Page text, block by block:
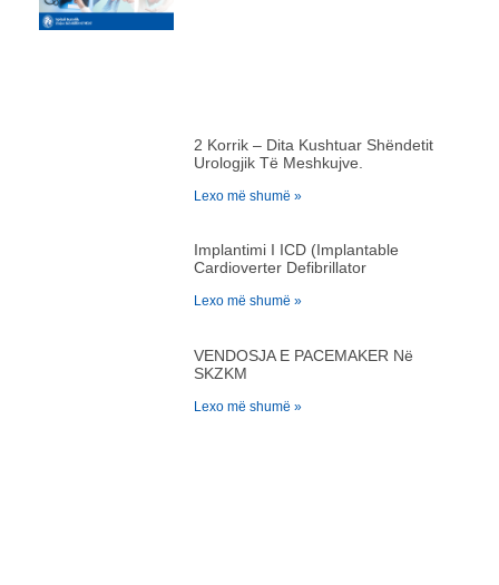
2 Korrik – Dita Kushtuar Shëndetit
Urologjik Të Meshkujve.
Lexo më shumë »
Implantimi I ICD (Implantable
Cardioverter Defibrillator
Lexo më shumë »
VENDOSJA E PACEMAKER Në
SKZKM
Lexo më shumë »